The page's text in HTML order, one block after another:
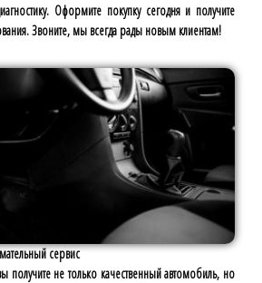
Оформите покупку сегодня и получите
Звоните, мы всегда рады новым клиентам!
сервис
получите не только качественный автомобиль, но